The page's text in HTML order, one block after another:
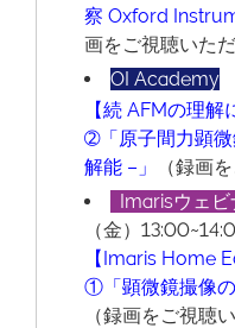
察 Oxford
画をご視聴いただ
OI Academy
【続 AFMの理解
➁「原子間力顕微
解能 –」
（録画
Imarisウェ
（金）
【Imaris Home
①「顕微鏡撮像の
（録画をご視聴